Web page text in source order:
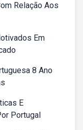
Relação Aos
Em
8 Ano
E
Portugal